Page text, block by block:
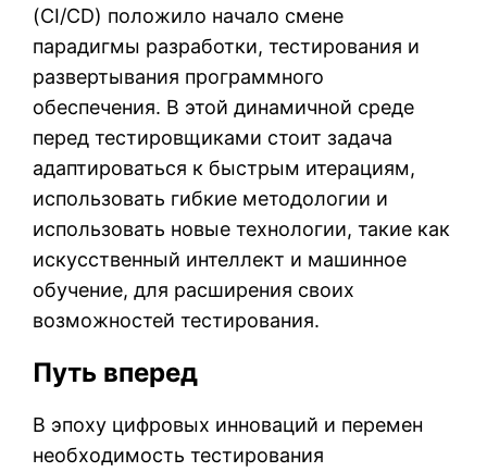
(CI/CD) положило начало смене
парадигмы разработки, тестирования и
развертывания программного
обеспечения. В этой динамичной среде
перед тестировщиками стоит задача
адаптироваться к быстрым итерациям,
использовать гибкие методологии и
использовать новые технологии, такие как
искусственный интеллект и машинное
обучение, для расширения своих
возможностей тестирования.
Путь вперед
В эпоху цифровых инноваций и перемен
необходимость тестирования